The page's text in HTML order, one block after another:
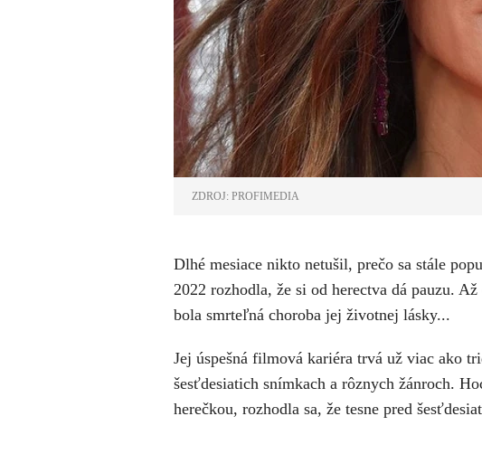
ZDROJ: PROFIMEDIA
Dlhé mesiace nikto netušil, prečo sa stále
2022 rozhodla, že si od herectva dá pauzu.
bola smrteľná choroba jej životnej lásky...
Jej úspešná filmová kariéra trvá už viac ako
šesťdesiatich snímkach a rôznych žánroch.
herečkou, rozhodla sa, že tesne pred